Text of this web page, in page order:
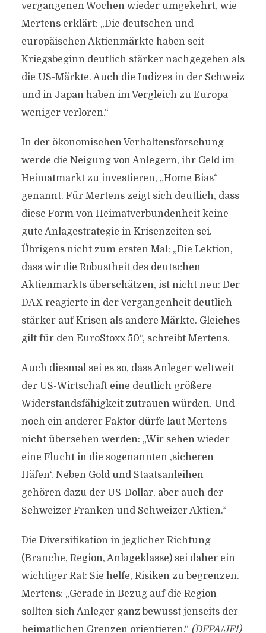
vergangenen Wochen wieder umgekehrt, wie
Mertens erklärt: „Die deutschen und
europäischen Aktienmärkte haben seit
Kriegsbeginn deutlich stärker nachgegeben als
die US-Märkte. Auch die Indizes in der Schweiz
und in Japan haben im Vergleich zu Europa
weniger verloren.“
In der ökonomischen Verhaltensforschung
werde die Neigung von Anlegern, ihr Geld im
Heimatmarkt zu investieren, „Home Bias“
genannt. Für Mertens zeigt sich deutlich, dass
diese Form von Heimatverbundenheit keine
gute Anlagestrategie in Krisenzeiten sei.
Übrigens nicht zum ersten Mal: „Die Lektion,
dass wir die Robustheit des deutschen
Aktienmarkts überschätzen, ist nicht neu: Der
DAX reagierte in der Vergangenheit deutlich
stärker auf Krisen als andere Märkte. Gleiches
gilt für den EuroStoxx 50“, schreibt Mertens.
Auch diesmal sei es so, dass Anleger weltweit
der US-Wirtschaft eine deutlich größere
Widerstandsfähigkeit zutrauen würden. Und
noch ein anderer Faktor dürfe laut Mertens
nicht übersehen werden: „Wir sehen wieder
eine Flucht in die sogenannten ,sicheren
Häfen‘. Neben Gold und Staatsanleihen
gehören dazu der US-Dollar, aber auch der
Schweizer Franken und Schweizer Aktien.“
Die Diversifikation in jeglicher Richtung
(Branche, Region, Anlageklasse) sei daher ein
wichtiger Rat: Sie helfe, Risiken zu begrenzen.
Mertens: „Gerade in Bezug auf die Region
sollten sich Anleger ganz bewusst jenseits der
heimatlichen Grenzen orientieren.“ (DFPA/JF1)